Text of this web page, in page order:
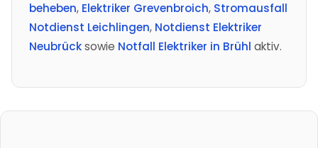
beheben, Elektriker Grevenbroich, Stromausfall
Notdienst Leichlingen, Notdienst Elektriker
Neubrücksowie Notfall Elektriker in Brühl aktiv.